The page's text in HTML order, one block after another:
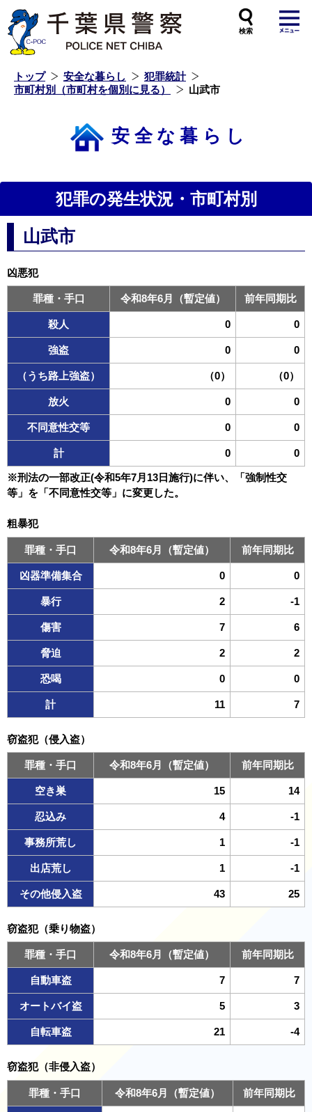
トップ 安全な暮らし
犯罪統計
市町村別（市町村を個別に見る）
山武市
安全な暮らし
犯罪の発生状況・市町村別
山武市
凶悪犯
罪種・手口 令和8年6月（暫定値） 前年同期比
殺人 0 0
強盗 0 0
（うち路上強盗） （0） （0）
放火 0 0
不同意性交等 0 0
計 0 0
※刑法の一部改正(令和5年7月13日施行)に伴い、「強制性交
等」を「不同意性交等」に変更した。
粗暴犯
罪種・手口 令和8年6月（暫定値） 前年同期比
凶器準備集合 0 0
暴行 2 -1
傷害 7 6
脅迫 2 2
恐喝 0 0
計 11 7
窃盗犯（侵入盗）
罪種・手口 令和8年6月（暫定値） 前年同期比
空き巣 15 14
忍込み 4 -1
事務所荒し 1 -1
出店荒し 1 -1
その他侵入盗 43 25
窃盗犯（乗り物盗）
罪種・手口 令和8年6月（暫定値） 前年同期比
自動車盗 7 7
オートバイ盗 5 3
自転車盗 21 -4
窃盗犯（非侵入盗）
罪種・手口 令和8年6月（暫定値） 前年同期比